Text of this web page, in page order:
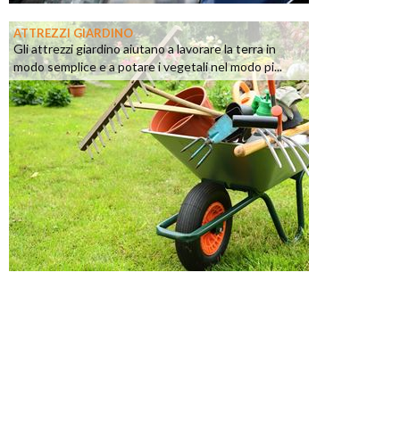
ATTREZZI GIARDINO
Gli attrezzi giardino aiutano a lavorare la terra in
modo semplice e a potare i vegetali nel modo pi...